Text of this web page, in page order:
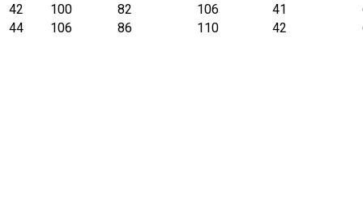
42
100 82 106 41
44
106 86 110 42